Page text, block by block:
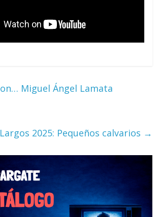
Miguel Ángel Lamata
Largos 2025: Pequeños calvarios →